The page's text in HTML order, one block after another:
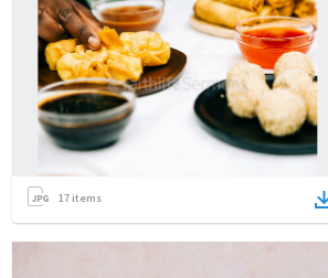
17 items